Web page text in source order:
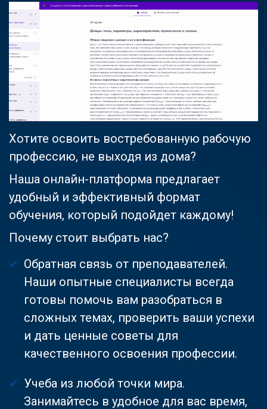
Хотите освоить востребованную рабочую
профессию, не выходя из дома?
Наша онлайн-платформа предлагает
удобный и эффективный формат
обучения, который подойдет каждому!
Почему стоит выбрать нас?
Обратная связь от преподавателей.
Наши опытные специалисты всегда
готовы помочь вам разобраться в
сложных темах, проверить ваши успехи
и дать ценные советы для
качественного освоения профессии.
Учеба из любой точки мира.
Занимайтесь в удобное для вас время,